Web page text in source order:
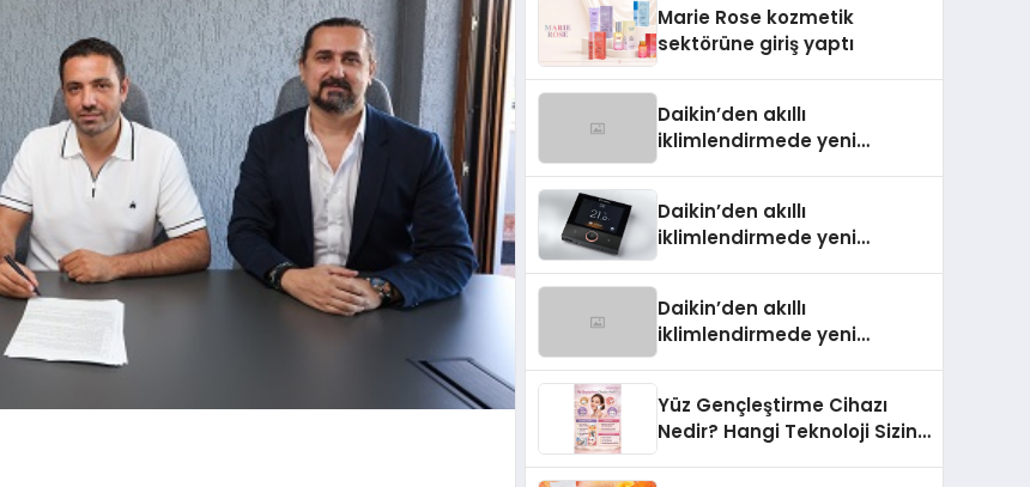
Aldı
Marie Rose kozmetik
sektörüne giriş yaptı
Daikin’den akıllı
iklimlendirmede yeni
Daikin’den akıllı
iklimlendirmede yeni
Daikin’den akıllı
iklimlendirmede yeni
Yüz Gençleştirme Cihazı
Nedir? Hangi Teknoloji Sizin